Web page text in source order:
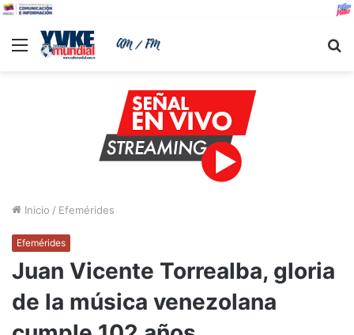
Menu
Inicio / Efemérides
Efemérides
Juan Vicente Torrealba, gloria
de la música venezolana